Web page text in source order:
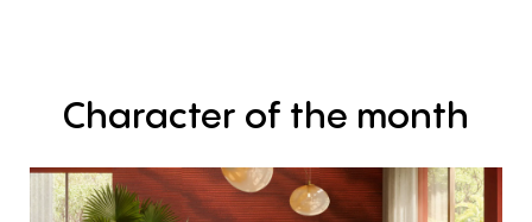
Character of the month